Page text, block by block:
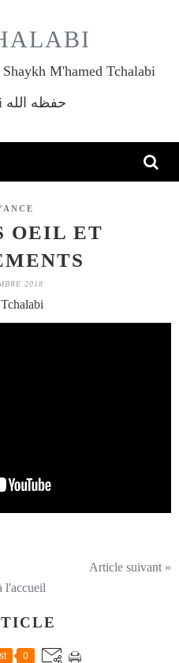
M'hamed Tchalabi
Al Djazaïri حفظه الله
OEIL ET
2018
Article suivant »
l'accueil
0